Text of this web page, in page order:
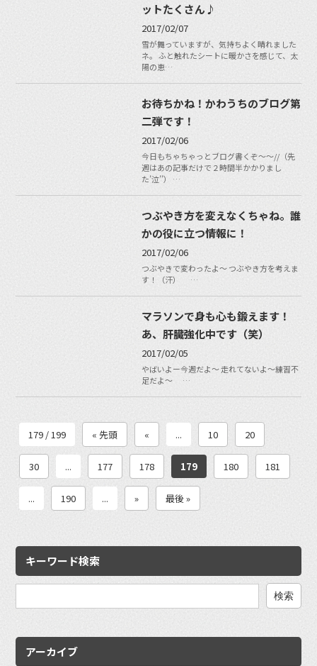
ットたくさん♪
2017/02/07
雪が舞っていますが、気持ちよく晴れました
ネ。 ふと触れたシートに暖かさを感じて、太
陽の恵…
お待ちかね！かわうちのブログ第
二弾です！
2017/02/06
今日もちゃちゃっとブログ書くぞ～～//（先
週はあの記事だけで２時間半かかりまし
た’泣’’） …
つぶやき方を変えなくちゃね。誰
かの役に立つ情報に！
2017/02/06
つぶやきで変わったよ〜 つぶやき方を考えま
す！（汗） …
マラソンで身も心も鍛えます！
あ、肝臓強化中です（笑）
2017/02/05
やばいよー今週だよ〜 走れてないよ〜練習不
足だよ〜 …
179 / 199 « 先頭 « ... 10 20
30 ... 177 178 179 180 181
... 190 ... » 最後 »
キーワード検索
アーカイブ